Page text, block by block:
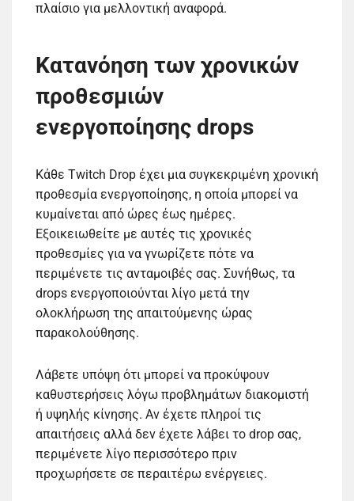
πλαίσιο για μελλοντική αναφορά.
Κατανόηση των χρονικών
προθεσμιών
ενεργοποίησης drops
Κάθε Twitch Drop έχει μια συγκεκριμένη χρονική
προθεσμία ενεργοποίησης, η οποία μπορεί να
κυμαίνεται από ώρες έως ημέρες.
Εξοικειωθείτε με αυτές τις χρονικές
προθεσμίες για να γνωρίζετε πότε να
περιμένετε τις ανταμοιβές σας. Συνήθως, τα
drops ενεργοποιούνται λίγο μετά την
ολοκλήρωση της απαιτούμενης ώρας
παρακολούθησης.
Λάβετε υπόψη ότι μπορεί να προκύψουν
καθυστερήσεις λόγω προβλημάτων διακομιστή
ή υψηλής κίνησης. Αν έχετε πληροί τις
απαιτήσεις αλλά δεν έχετε λάβει το drop σας,
περιμένετε λίγο περισσότερο πριν
προχωρήσετε σε περαιτέρω ενέργειες.